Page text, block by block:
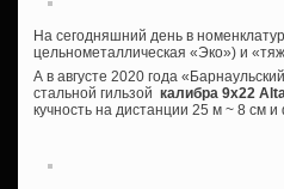
На сегодняшний день в
цельнометаллическая «Эко») и
А в августе 2020 года
стальной гильзой калибра 9х22
кучность на дистанции 25 м ~ 8 см